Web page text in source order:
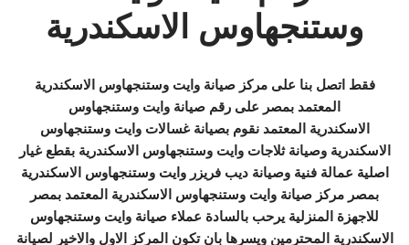
وستنجهاوس الاسكندرية
فقط اتصل بنا على مركز صيانة وايت وستنجهاوس الاسكندرية
المعتمد بمصر على رقم صيانة وايت وستنجهاوس
الاسكندرية المعتمد نقوم بصيانة غسالات وايت وستنجهاوس
الاسكندرية وصيانة ثلاجات وايت وستنجهاوس الاسكندرية بقطع غيار
اصلية عمالة فنية وصيانة ديب فريزر وايت وستنجهاوس الاسكندرية
بمصر مركز صيانة وايت وستنجهاوس الاسكندرية المعتمد بمصر
للاجهزة المنزلية يرحب بالسادة عملاء صيانة وايت وستنجهاوس
الاسكندرية المحترمين ويسرها بان تكون المركز الاول والاخير لصيانة